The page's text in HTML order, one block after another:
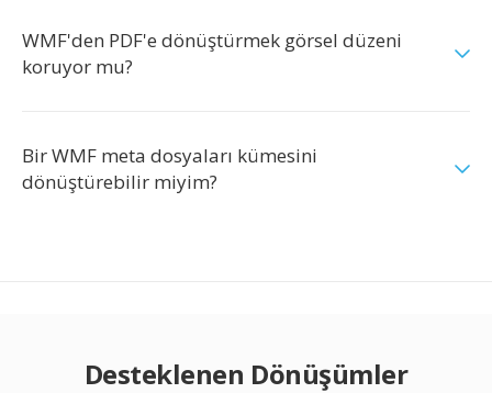
WMF'den PDF'e dönüştürmek görsel düzeni
koruyor mu?
Bir WMF meta dosyaları kümesini
dönüştürebilir miyim?
Desteklenen Dönüşümler